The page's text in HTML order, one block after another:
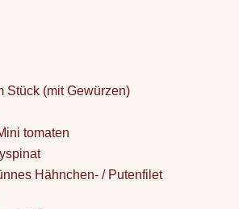
Stück (mit Gewürzen)
tomaten
Hähnchen- / Putenfilet